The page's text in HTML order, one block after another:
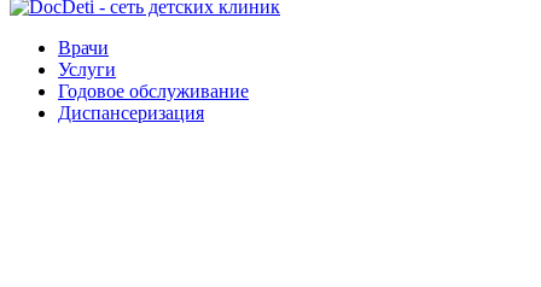
Врачи
Услуги
Годовое обслуживание
Диспансеризация